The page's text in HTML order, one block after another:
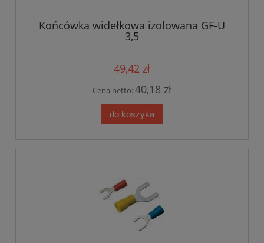
Końcówka widełkowa izolowana GF-U
3,5
49,42 zł
Cena netto:40,18 zł
do koszyka